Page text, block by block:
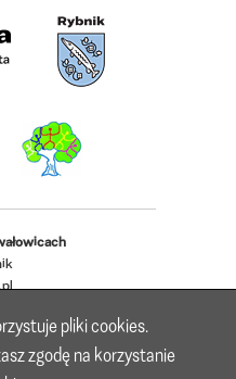
pliki cookies.
zgodę na korzystanie